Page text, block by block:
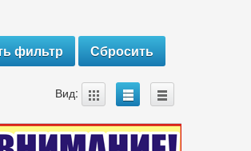
Вид: A B C